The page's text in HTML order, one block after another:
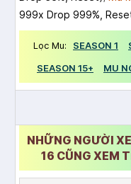
999x Drop 999%,
Lọc Mu: SEASON 1
SEASON 15+
MU
NHỮNG NGƯỜI
16 CŨNG XEM